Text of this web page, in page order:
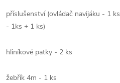
příslušenství (ovládač navijáku - 1
- 1ks + 1 ks)
hliníkové patky - 2 ks
žebřík 4m - 1 ks